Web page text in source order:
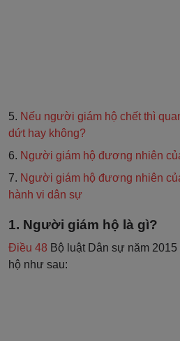
5. Nếu người giám hộ chết thì
dứt hay không?
6. Người giám hộ đương nhiên
7. Người giám hộ đương nhiên
hành vi dân sự
1. Người giám hộ là gì?
Điều 48 Bộ luật Dân sự năm
hộ như sau: